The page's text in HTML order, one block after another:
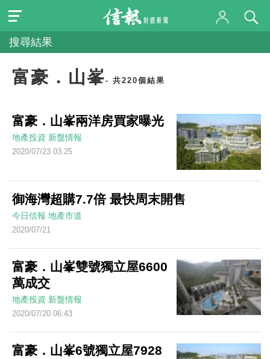
搜尋結果
富豪．山峯- 共220個結果
富豪．山峯兩洋房買家曝光
地產投資 新盤情報
2020/07/23 03:25
御海灣超購7.7倍 最快周末開售
今日信報 地產市道
2020/07/21
富豪．山峯雙號獨立屋6600
萬成交
地產投資 新盤情報
2020/07/20 06:43
富豪．山峯6號獨立屋7928